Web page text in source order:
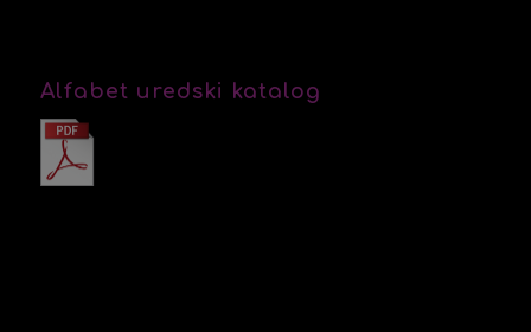
Alfabet uredski katalog